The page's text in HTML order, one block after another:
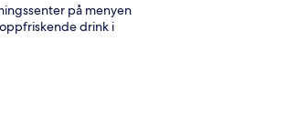
på menyen
drink i